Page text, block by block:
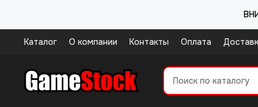
Каталог О компании Контакты Оплата